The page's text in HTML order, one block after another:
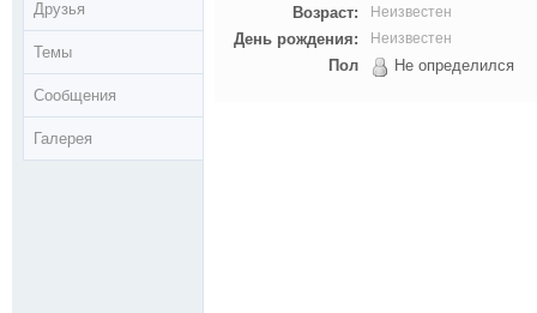
Друзья
Темы
Сообщения
Галерея
Возраст:
Неизвестен
День рождения: Неизвестен
Пол Не определился